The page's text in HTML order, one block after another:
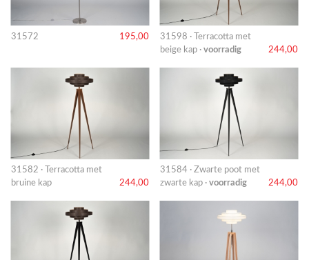
31572 195,00
31598 · Terracotta met
beige kap · voorradig 244,00
31582 · Terracotta met
bruine kap
244,00
31584 · Zwarte poot met
zwarte kap · voorradig 244,00